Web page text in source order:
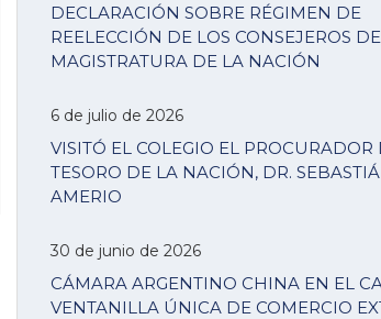
DECLARACIÓN SOBRE RÉGIMEN DE
REELECCIÓN DE LOS CONSEJEROS
MAGISTRATURA DE LA NACIÓN
6 de julio de 2026
VISITÓ EL COLEGIO EL PROCURADOR
TESORO DE LA NACIÓN, DR.
AMERIO
30 de junio de 2026
CÁMARA ARGENTINO CHINA EN EL
VENTANILLA ÚNICA DE COMERCIO